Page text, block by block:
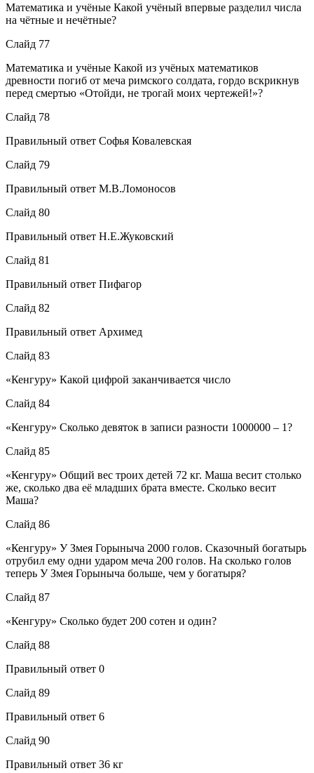
Математика и учёные Какой учёный впервые разделил числа
на чётные и нечётные?
Слайд 77
Математика и учёные Какой из учёных математиков
древности погиб от меча римского солдата, гордо вскрикнув
перед смертью «Отойди, не трогай моих чертежей!»?
Слайд 78
Правильный ответ Софья Ковалевская
Слайд 79
Правильный ответ М.В.Ломоносов
Слайд 80
Правильный ответ Н.Е.Жуковский
Слайд 81
Правильный ответ Пифагор
Слайд 82
Правильный ответ Архимед
Слайд 83
«Кенгуру» Какой цифрой заканчивается число
Слайд 84
«Кенгуру» Сколько девяток в записи разности 1000000 – 1?
Слайд 85
«Кенгуру» Общий вес троих детей 72 кг. Маша весит столько
же, сколько два её младших брата вместе. Сколько весит
Маша?
Слайд 86
«Кенгуру» У Змея Горыныча 2000 голов. Сказочный богатырь
отрубил ему одни ударом меча 200 голов. На сколько голов
теперь У Змея Горыныча больше, чем у богатыря?
Слайд 87
«Кенгуру» Сколько будет 200 сотен и один?
Слайд 88
Правильный ответ 0
Слайд 89
Правильный ответ 6
Слайд 90
Правильный ответ 36 кг